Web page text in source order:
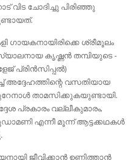
വിട ചോദിച്ചു പിരിഞ്ഞു
ഗായകനായിരിക്കെ ശ്രീമൂലം
സ്യാലനായ കൃഷ്ണൻ തമ്പിയുടെ -
പ്രിൻസിപ്പൽ)
അദ്ദേഹത്തിന്റെ വസതിയായ
താമസിക്കുകയുണ്ടായി.
പ്രകാരം വല്ലീകുമാരം,
എന്നീ മൂന്ന് ആട്ടക്കഥകൾ
ജീവിക്കാൻ ഉണ്ണിത്താൻ